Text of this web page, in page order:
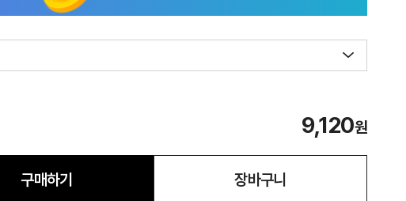
9,120원
구매하기 장바구니